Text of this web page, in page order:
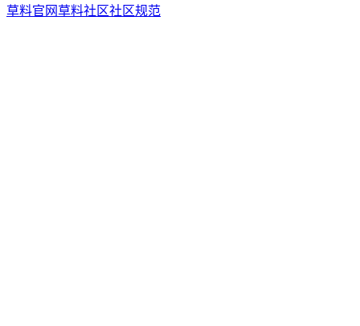
草料官网草料社区社区规范